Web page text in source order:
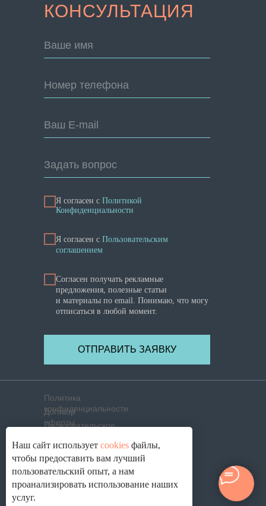
КОНСУЛЬТАЦИЯ
Ваше имя
Номер телефона
Ваш E-mail
Задать вопрос
Я согласен с Политикой
Конфиденциальности
Я cогласен с Пользовательским
соглашением
Согласен получать рекламные
предложения, полезные статьи
и материалы по email. Понимаю, что могу
отписаться в любой момент.
ОТПРАВИТЬ ЗАЯВКУ
Политика
конфиденциальности
Согласие на обработку
ПД
cookies
Пользовательское
Договор
оферты
Наш сайт использует cookies файлы,
чтобы предоставить вам лучший
пользовательский опыт, а нам
проанализировать использование наших
услуг.